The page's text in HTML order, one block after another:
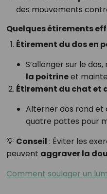
des mouvements
Quelques étirements
Étirement du dos en
S’allonger sur le
la poitrineet
Étirement du chat et
Alterner dos rond et
quatre pattes pour
💡 Conseil : Éviter les
peuvent aggraver la
Comment soulager un